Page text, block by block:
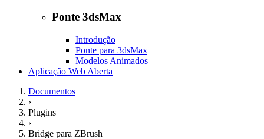
Ponte 3dsMax
Introdução
Ponte para 3dsMax
Modelos Animados
Aplicação Web Aberta
Documentos
›
Plugins
›
Bridge para ZBrush